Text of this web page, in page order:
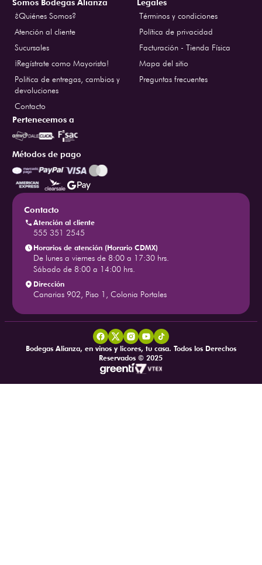
Somos Bodegas Alianza
¿Quiénes Somos?
Atención al cliente
Sucursales
¡Regístrate como Mayorista!
Politica de entregas, cambios y
devoluciones
Contacto
Legales
Términos y condiciones
Política de privacidad
Facturación - Tienda Física
Mapa del sitio
Preguntas frecuentes
Pertenecemos a
Métodos de pago
Contacto
Atención al cliente
555 351 2545
Horarios de atención (Horario CDMX)
De lunes a viernes de 8:00 a 17:30 hrs.
Sábado de 8:00 a 14:00 hrs.
Dirección
Canarias 902, Piso 1, Colonia Portales
Bodegas Alianza, en vinos y licores, tu casa. Todos los Derechos
Reservados © 2025